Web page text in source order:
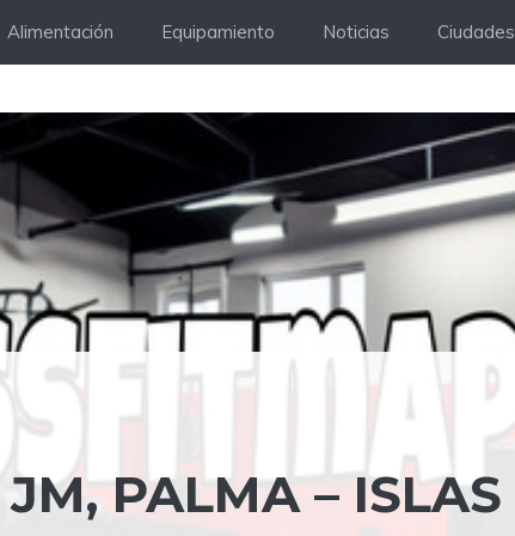
Alimentación Equipamiento Noticias Ciudades
PALMA – ISLAS